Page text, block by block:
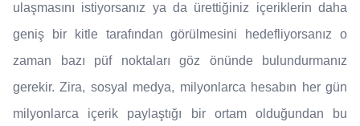
ulaşmasını istiyorsanız ya da ürettiğiniz içeriklerin daha
geniş bir kitle tarafından görülmesini hedefliyorsanız o
zaman bazı püf noktaları göz önünde bulundurmanız
gerekir. Zira, sosyal medya, milyonlarca hesabın her gün
milyonlarca içerik paylaştığı bir ortam olduğundan bu